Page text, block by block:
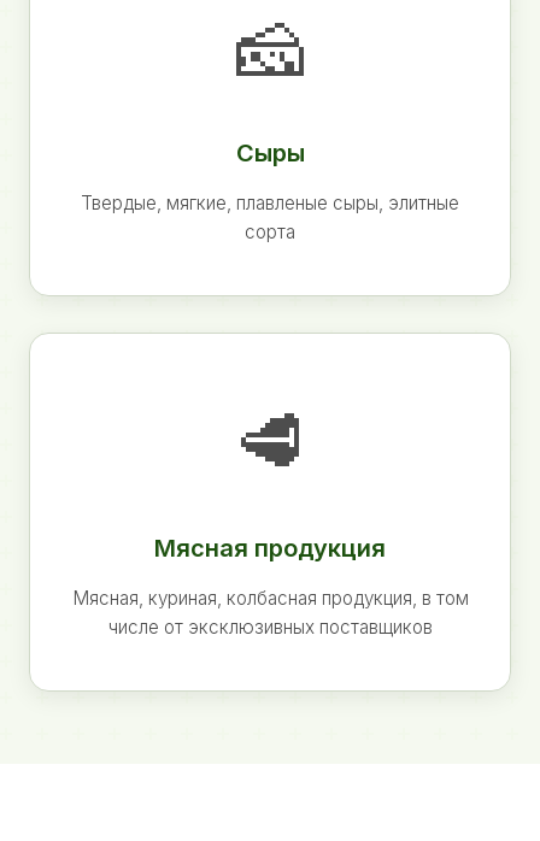
🧀
Сыры
Твердые, мягкие, плавленые сыры, элитные
сорта
🥩
Мясная продукция
Мясная, куриная, колбасная продукция, в том
числе от эксклюзивных поставщиков